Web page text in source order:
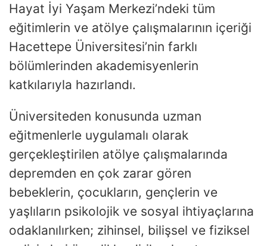
Hayat İyi Yaşam Merkezi’ndeki tüm
eğitimlerin ve atölye çalışmalarının içeriği
Hacettepe Üniversitesi’nin farklı
bölümlerinden akademisyenlerin
katkılarıyla hazırlandı.
Üniversiteden konusunda uzman
eğitmenlerle uygulamalı olarak
gerçekleştirilen atölye çalışmalarında
depremden en çok zarar gören
bebeklerin, çocukların, gençlerin ve
yaşlıların psikolojik ve sosyal ihtiyaçlarına
odaklanılırken; zihinsel, bilişsel ve fiziksel